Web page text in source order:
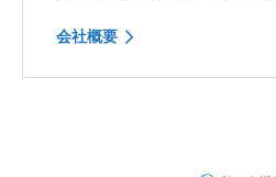
会社概要